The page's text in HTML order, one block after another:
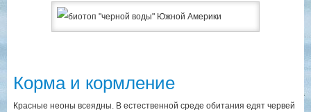
Корма и кормление
Красные неоны всеядны. В естественной среде обитания едят червей